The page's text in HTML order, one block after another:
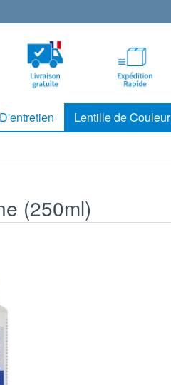
Lentille de Couleur
(250ml)